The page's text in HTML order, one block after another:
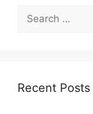
h
Recent Posts